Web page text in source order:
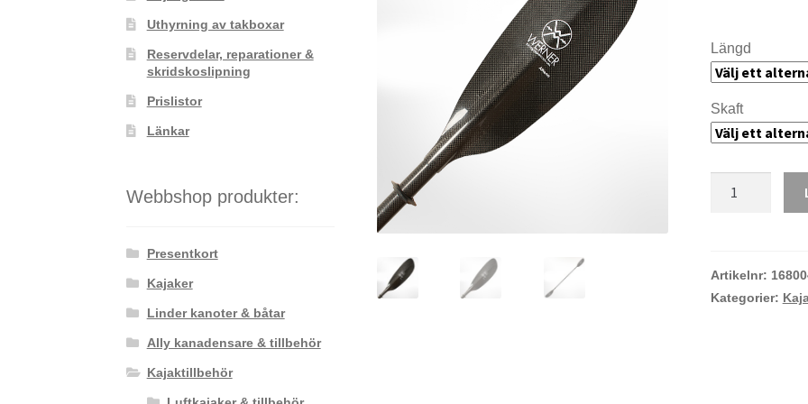
Längd
Skaft
Artikelnr:
Kategorier:
Uthyrning av takboxar
Reservdelar, reparationer &
skridskoslipning
Prislistor
Länkar
Webbshop produkter:
Presentkort
Kajaker
Linder kanoter & båtar
Ally kanadensare & tillbehör
Kajaktillbehör